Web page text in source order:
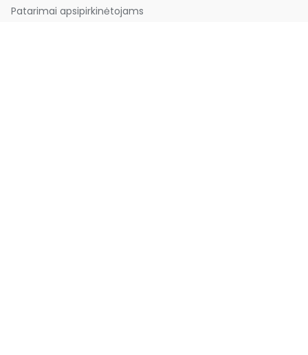
Patarimai apsipirkinėtojams